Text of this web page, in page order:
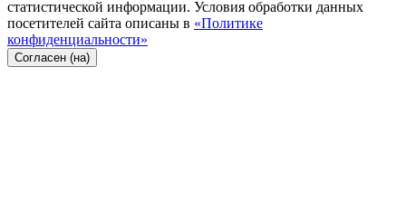
статистической информации. Условия обработки данных
посетителей сайта описаны в «Политике
конфиденциальности»
Согласен (на)